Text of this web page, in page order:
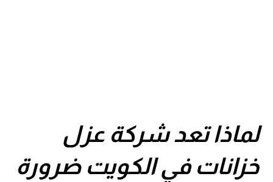
لماذا تعد شركة عزل
خزانات في الكويت ضرورة